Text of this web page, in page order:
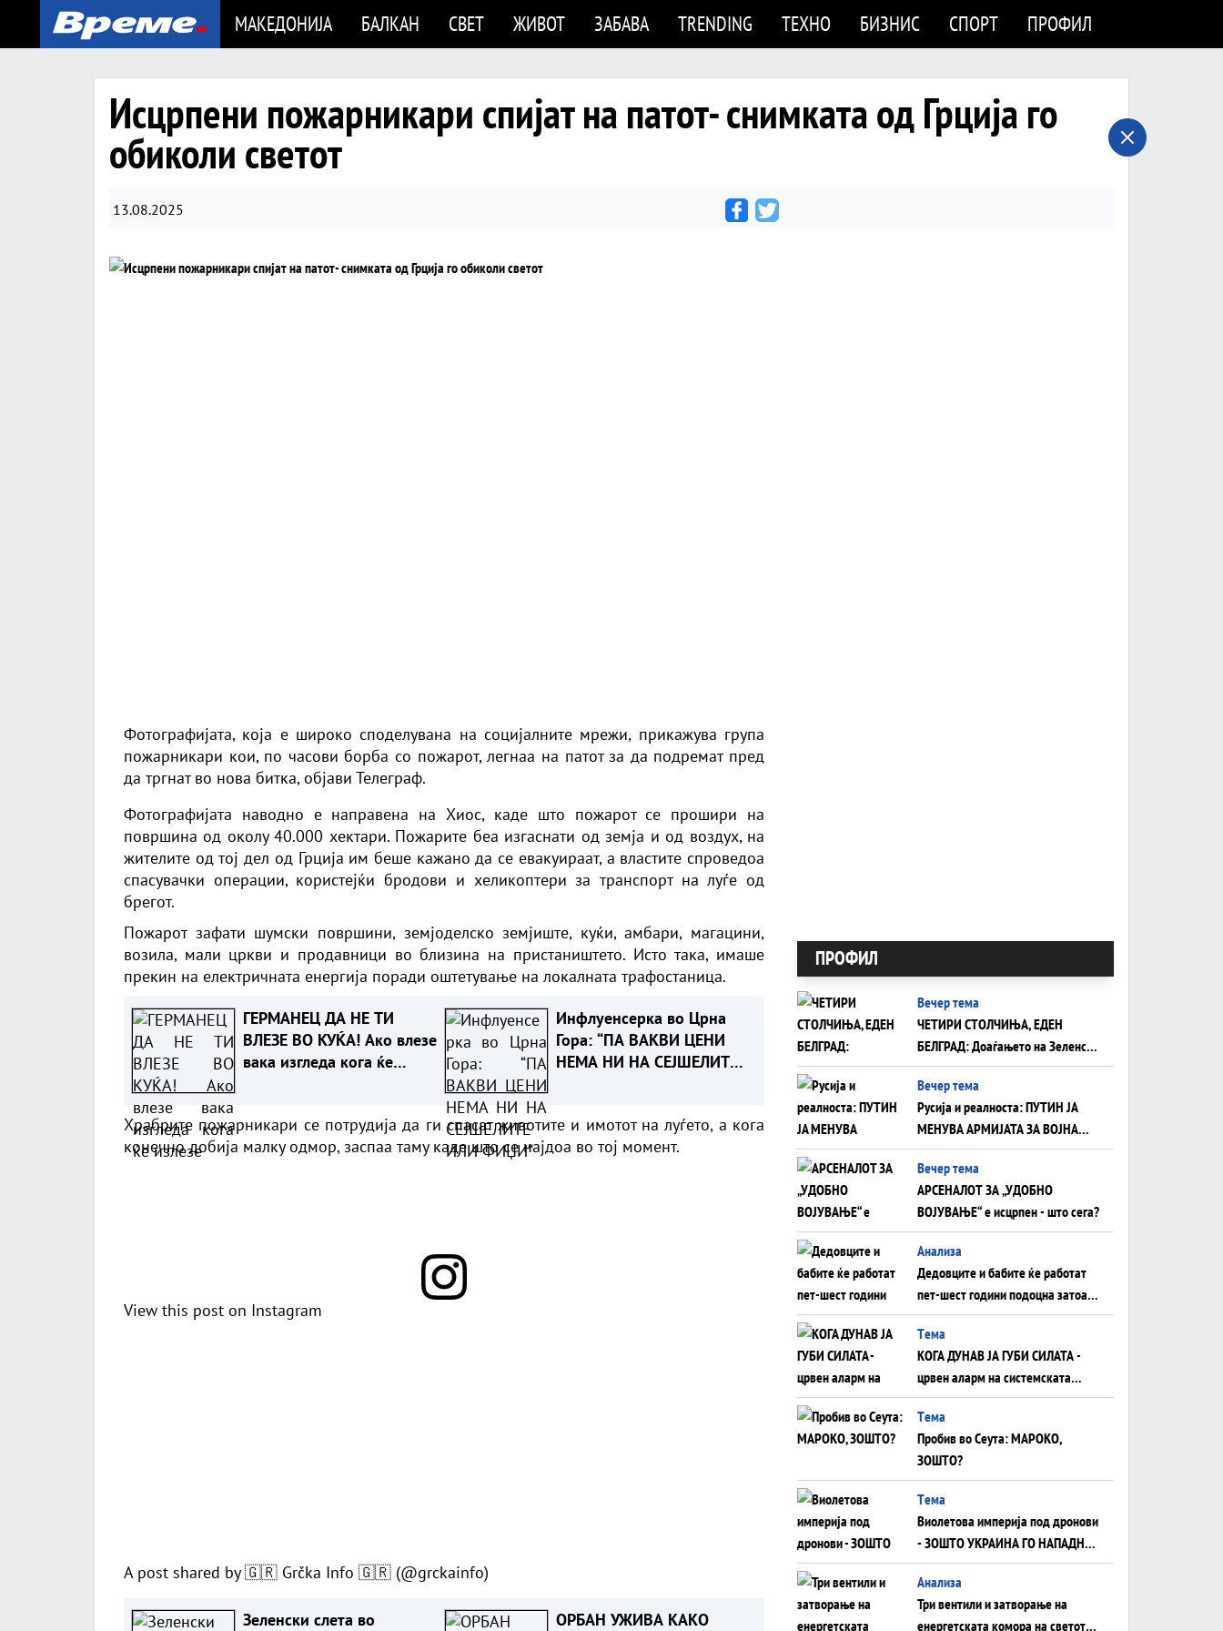
МАКЕДОНИЈА БАЛКАН СВЕТ ЖИВОТ ЗАБАВА TRENDING ТЕХНО БИЗНИС СПОРТ ПРОФИЛ
Исцрпени пожарникари спијат на патот- снимката од Грција го
обиколи светот
13.08.2025
Фотографијата, која е широко споделувана на социјалните мрежи, прикажува група
пожарникари кои, по часови борба со пожарот, легнаа на патот за да подремат пред
да тргнат во нова битка, објави Телеграф.
Фотографијата наводно е направена на Хиос, каде што пожарот се прошири на
површина од околу 40.000 хектари. Пожарите беа изгаснати од земја и од воздух, на
жителите од тој дел од Грција им беше кажано да се евакуираат, а властите спроведоа
спасувачки операции, користејќи бродови и хеликоптери за транспорт на луѓе од
брегот.
Пожарот зафати шумски површини, земјоделско земјиште, куќи, амбари, магацини,
возила, мали цркви и продавници во близина на пристаништето. Исто така, имаше
прекин на електричната енергија поради оштетување на локалната трафостаница.
ГЕРМАНЕЦ ДА НЕ ТИ
ВЛЕЗЕ ВО КУЌА! Ако влезе
вака изгледа кога ќе
Инфлуенсерка во Црна
Гора: “ПА ВАКВИ ЦЕНИ
НЕМА НИ НА СЕЈШЕЛИТЕ
Храбрите пожарникари се потрудија да ги спасат животите и имотот на луѓето, а кога
конечно добија малку одмор, заспаа таму каде што се најдоа во тој момент.
View this post on Instagram
A post shared by 🇬🇷 Grčka Info 🇬🇷 (@grckainfo)
Зеленски слета во
ОРБАН УЖИВА КАКО
ПРОФИЛ
Вечер тема
ЧЕТИРИ СТОЛЧИЊА, ЕДЕН
БЕЛГРАД: Доаѓањето на Зеленски
ги открива тајните на политиката
на балансирање на Вучиќ
Вечер тема
Русија и реалноста: ПУТИН ЈА
МЕНУВА АРМИЈАТА ЗА ВОЈНА
ШТО ОСТАНУВА БЕЗ ФРОНТ
Вечер тема
АРСЕНАЛОТ ЗА „УДОБНО
ВОЈУВАЊЕ“ е исцрпен - што сега?
Анализа
Дедовците и бабите ќе работат
пет-шест години подоцна затоа
што НЕМААТ ВНУЦИ ДА ГИ
ЗАМЕНАТ
Tема
КОГА ДУНАВ ЈА ГУБИ СИЛАТА -
црвен аларм на системската
плоча од јужна Германија до
Црното Море...
Tема
Пробив во Сеута: МАРОКО,
ЗОШТО?
Tема
Виолетова империја под дронови
- ЗОШТО УКРАИНА ГО НАПАДНА
РУСКИОТ WILDBERRIES
Aнализа
Три вентили и затворање на
енергетската комора на светот: